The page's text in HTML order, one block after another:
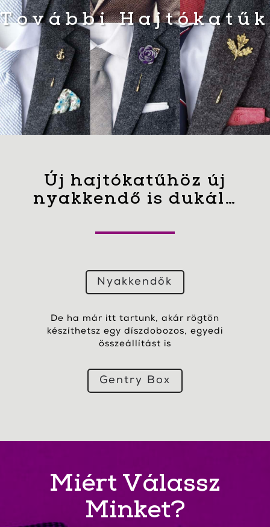
További Hajtókatűk
Új hajtókatűhöz új
nyakkendő is dukál…
Nyakkendők
De ha már itt tartunk, akár rögtön
készíthetsz egy díszdobozos, egyedi
összeállítást is
Gentry Box
Miért Válassz
Minket?